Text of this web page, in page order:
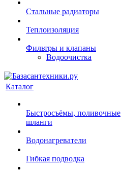
Стальные радиаторы
Теплоизоляция
Фильтры и клапаны
Водоочистка
Каталог
Быстросъёмы, поливочные
шланги
Водонагреватели
Гибкая подводка